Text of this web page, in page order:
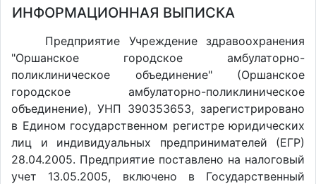
ИНФОРМАЦИОННАЯ ВЫПИСКА
Предприятие Учреждение здравоохранения
"Оршанское городское амбулаторно-
поликлиническое объединение" (Оршанское
городское амбулаторно-поликлиническое
объединение), УНП 390353653, зарегистрировано
в Едином государственном регистре юридических
лиц и индивидуальных предпринимателей (ЕГР)
28.04.2005. Предприятие поставлено на налоговый
учет 13.05.2005, включено в Государственный